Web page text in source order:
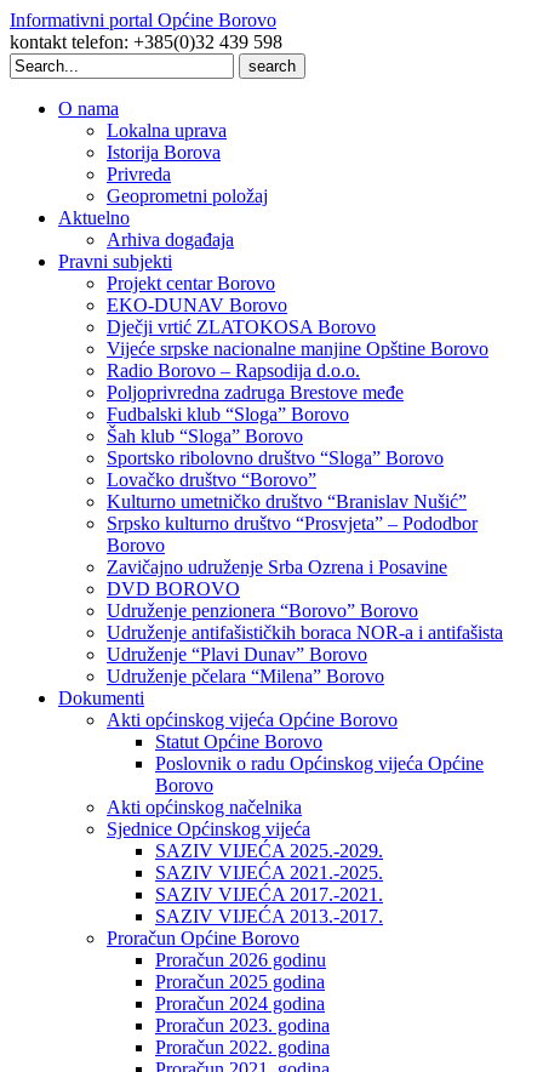
Informativni portal Općine Borovo
kontakt telefon: +385(0)32 439 598
Search
for:
O nama
Lokalna uprava
Istorija Borova
Privreda
Geoprometni položaj
Aktuelno
Arhiva događaja
Pravni subjekti
Projekt centar Borovo
EKO-DUNAV Borovo
Dječji vrtić ZLATOKOSA Borovo
Vijeće srpske nacionalne manjine Opštine Borovo
Radio Borovo – Rapsodija d.o.o.
Poljoprivredna zadruga Brestove međe
Fudbalski klub “Sloga” Borovo
Šah klub “Sloga” Borovo
Sportsko ribolovno društvo “Sloga” Borovo
Lovačko društvo “Borovo”
Kulturno umetničko društvo “Branislav Nušić”
Srpsko kulturno društvo “Prosvjeta” – Pododbor
Borovo
Zavičajno udruženje Srba Ozrena i Posavine
DVD BOROVO
Udruženje penzionera “Borovo” Borovo
Udruženje antifašističkih boraca NOR-a i antifašista
Udruženje “Plavi Dunav” Borovo
Udruženje pčelara “Milena” Borovo
Dokumenti
Akti općinskog vijeća Općine Borovo
Statut Općine Borovo
Poslovnik o radu Općinskog vijeća Općine
Borovo
Akti općinskog načelnika
Sjednice Općinskog vijeća
SAZIV VIJEĆA 2025.-2029.
SAZIV VIJEĆA 2021.-2025.
SAZIV VIJEĆA 2017.-2021.
SAZIV VIJEĆA 2013.-2017.
Proračun Općine Borovo
Proračun 2026 godinu
Proračun 2025 godina
Proračun 2024 godina
Proračun 2023. godina
Proračun 2022. godina